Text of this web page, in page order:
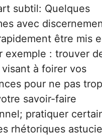
subtil: Quelques
avec
être mis
exemple : trouver
à foirer vos
pour ne pas trop
savoir-faire
pratiquer
rhétoriques